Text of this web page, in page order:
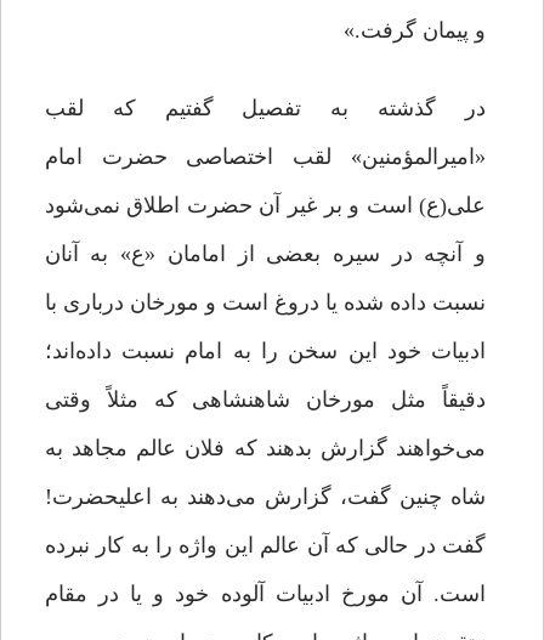
و پیمان گرفت.»
در گذشته به تفصیل گفتیم که لقب
«امیرالمؤمنین» لقب اختصاصی حضرت امام
علی(ع) است و بر غیر آن حضرت اطلاق نمی‌شود
و آنچه در سیره بعضی از امامان «ع» به آنان
نسبت داده شده یا دروغ است و مورخان درباری با
ادبیات خود این سخن را به امام نسبت داده‌اند؛
دقیقاً مثل مورخان شاهنشاهی که مثلاً وقتی
می‌خواهند گزارش بدهند که فلان عالم مجاهد به
شاه چنین گفت، گزارش می‌دهند به اعلیحضرت!
گفت در حالی که آن عالم این واژه را به کار نبرده
است. آن مورخ ادبیات آلوده خود و یا در مقام